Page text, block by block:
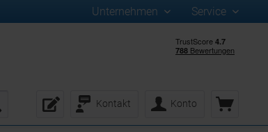
Unternehmen Service
Kontakt Konto